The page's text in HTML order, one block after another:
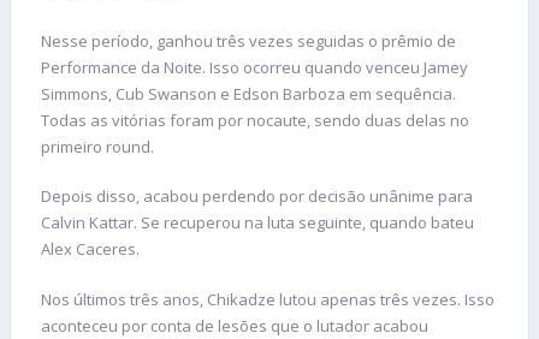
Nesse período, ganhou três vezes seguidas o prêmio de
Performance da Noite. Isso ocorreu quando venceu Jamey
Simmons, Cub Swanson e Edson Barboza em sequência.
Todas as vitórias foram por nocaute, sendo duas delas no
primeiro round.
Depois disso, acabou perdendo por decisão unânime para
Calvin Kattar. Se recuperou na luta seguinte, quando bateu
Alex Caceres.
Nos últimos três anos, Chikadze lutou apenas três vezes. Isso
aconteceu por conta de lesões que o lutador acabou